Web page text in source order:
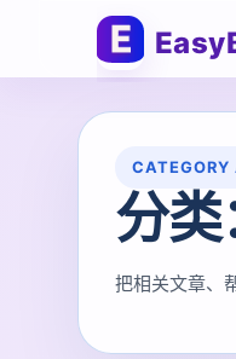
CATEGORY
分类
把相关文章、